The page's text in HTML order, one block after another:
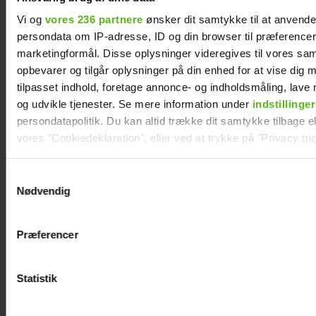
Vi og vores 236 partnere ønsker dit samtykke til at
persondata om IP-adresse, ID og din browser til
marketingformål. Disse oplysninger videregives til vores
opbevarer og tilgår oplysninger på din enhed for at vise dig
tilpasset indhold, foretage annonce- og indholdsmåling, lave
og udvikle tjenester. Se mere information under indstillinger
persondatapolitik. Du kan altid trække dit samtykke tilbage
vores "Cookiedeklaration", eller ved at trykke på "Privacy
Vi anvender egne cookies og cookies fra tredjeparter til at
generere statistik og huske dine præferencer samt til brug
Nødvendig
Præferencer
Statistik